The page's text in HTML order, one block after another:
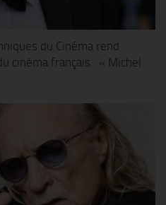
du Cinéma rend
cinéma français : « Michel